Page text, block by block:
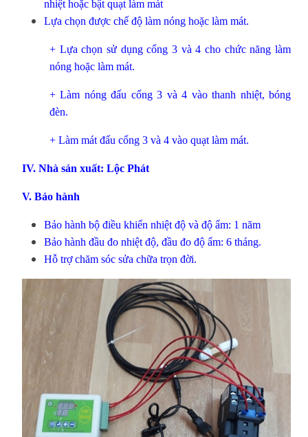
nhiệt hoặc bật quạt làm mát
Lựa chọn được chế độ làm nóng hoặc làm mát.
+ Lựa chọn sử dụng cổng 3 và 4 cho chức năng làm
nóng hoặc làm mát.
+ Làm nóng đấu cổng 3 và 4 vào thanh nhiệt, bóng
đèn.
+ Làm mát đấu cổng 3 và 4 vào quạt làm mát.
IV. Nhà sản xuất: Lộc Phát
V. Bảo hành
Bảo hành bộ điều khiển nhiệt độ và độ ẩm: 1 năm
Bảo hành đầu đo nhiệt độ, đầu đo độ ẩm: 6 tháng.
Hỗ trợ chăm sóc sửa chữa trọn đời.